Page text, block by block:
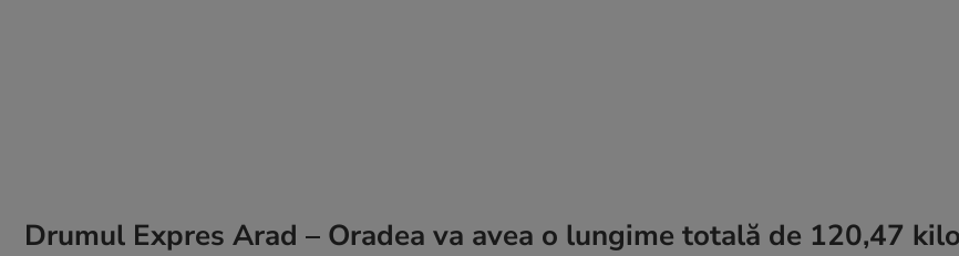
Drumul Expres Arad – Oradea va avea o lungime totală de 120,47